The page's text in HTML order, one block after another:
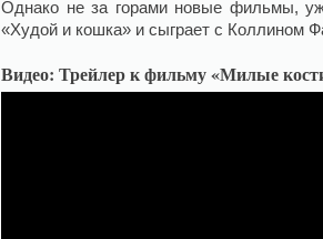
Однако не за горами новые фильмы,
«Худой и кошка» и сыграет с Коллином
Видео: Трейлер к фильму «Милые